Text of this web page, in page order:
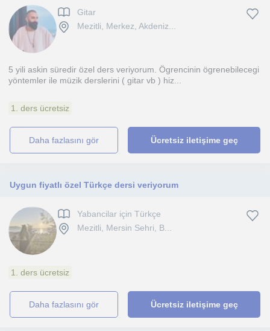
Gitar
Mezitli, Merkez, Akdeniz...
5 yili askin süredir özel ders veriyorum. Ögrencinin ögrenebilecegi
yöntemler ile müzik derslerini ( gitar vb ) hiz...
1. ders ücretsiz
daha fazlasını gör Ücretsiz iletişime geç
Uygun fiyatlı özel Türkçe dersi veriyorum
Yabancilar için Türkçe
Mezitli, Mersin Sehri, B...
1. ders ücretsiz
daha fazlasını gör Ücretsiz iletişime geç